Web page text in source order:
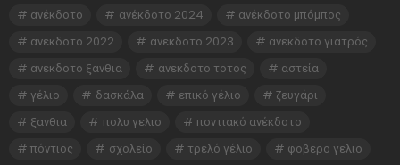
ανέκδοτο
ανέκδοτο 2024
ανέκδοτο μπόμπος
ανεκδοτο 2022
ανεκδοτο 2023
ανεκδοτο γιατρός
ανεκδοτο ξανθια
ανεκδοτο τοτος
αστεία
γέλιο
δασκάλα επικό γέλιο
ζευγάρι
ξανθια
πολυ γελιο
ποντιακό ανέκδοτο
πόντιος
σχολείο τρελό γέλιο
φοβερο γελιο